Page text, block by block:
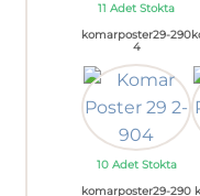
11 Adet Stokta
komarposter29-290
4
10 Adet Stokta
komarposter29-290